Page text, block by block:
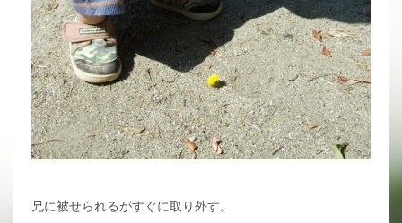
兄に被せられるがすぐに取り外す。